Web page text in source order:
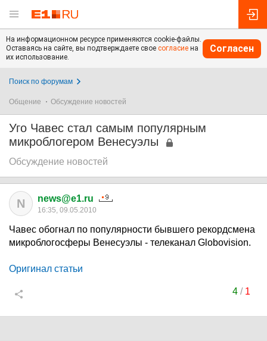
На информационном ресурсе применяются cookie-файлы.
Оставаясь на сайте, вы подтверждаете свое согласие на
их использование.
Согласен
Поиск по форумам
Общение Обсуждение новостей
Уго Чавес стал самым популярным
микроблогером Венесуэлы
Обсуждение новостей
N news@e1.ru
16:35, 09.05.2010
Чавес обогнал по популярности бывшего рекордсмена
микроблогосферы Венесуэлы - телеканал Globovision.
Оригинал статьи
4/ 1